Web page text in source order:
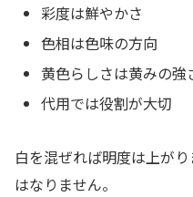
彩度は鮮やかさ
色相は色味の方向
黄色らしさは黄みの強
代用では役割が大切
白を混ぜれば明度は上が
はなりません。